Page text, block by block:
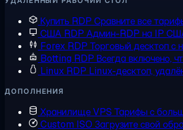
Купить RDP Сравните все
США RDP Админ-RDP на IP
Forex RDP Торговый десктоп с
Botting RDP Всегда включено,
Linux RDP Linux-десктоп,
ДОПОЛНЕНИЯ
Хранилище VPS Тарифы с
Custom ISO Загрузите свой